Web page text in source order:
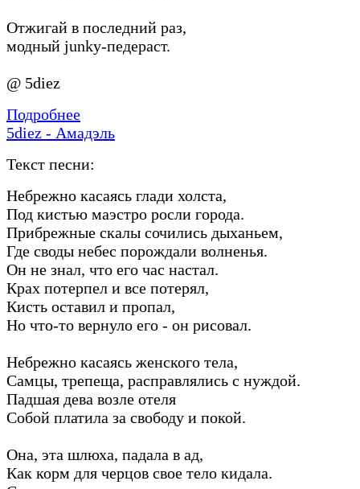
Отжигай в последний раз,
модный junky-педераст.
@ 5diez
Подробнее
5diez - Амадэль
Текст песни:
Небрежно касаясь глади холста,
Под кистью маэстро росли города.
Прибрежные скалы сочились дыханьем,
Где своды небес порождали волненья.
Он не знал, что его час настал.
Крах потерпел и все потерял,
Кисть оставил и пропал,
Но что-то вернуло его - он рисовал.
Небрежно касаясь женского тела,
Самцы, трепеща, расправлялись с нуждой.
Падшая дева возле отеля
Собой платила за свободу и покой.
Она, эта шлюха, падала в ад,
Как корм для черцов свое тело кидала.